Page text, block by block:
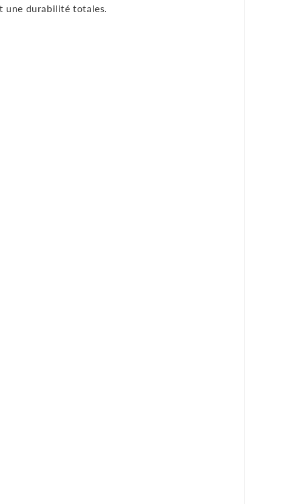
une durabilité totales.